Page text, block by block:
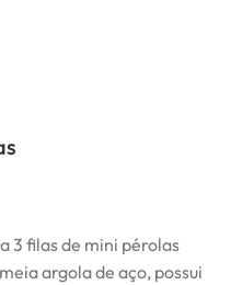
3 filas de mini pérolas
argola de aço, possui